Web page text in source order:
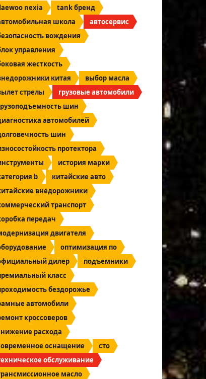
nexia
tank бренд
школа
автосервис
вождения
управления
жесткость
китая
выбор масла
стрелы
грузовые автомобили
шин
автомобилей
шин
протектора
история марки
b
китайские авто
внедорожники
транспорт
передач
двигателя
оптимизация по
дилер
подъемники
класс
бездорожье
автомобили
кроссоверов
расхода
оснащение
сто
обслуживание
масло